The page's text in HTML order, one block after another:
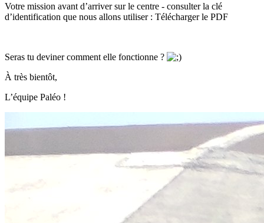
Votre mission avant d’arriver sur le centre - consulter la clé
d’identification que nous allons utiliser : Télécharger le PDF
Seras tu deviner comment elle fonctionne ?
À très bientôt,
L’équipe Paléo !